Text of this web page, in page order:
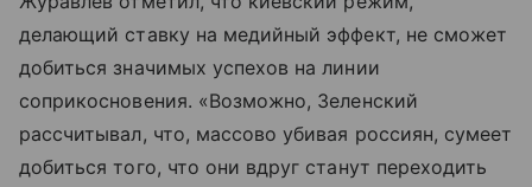
делающий ставку на медийный эффект, не сможет
добиться значимых успехов на линии
соприкосновения. «Возможно, Зеленский
рассчитывал, что, массово убивая россиян, сумеет
добиться того, что они вдруг станут переходить